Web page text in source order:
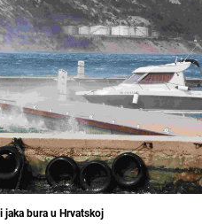
jaka bura u Hrvatskoj